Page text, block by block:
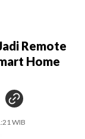
Remote
Home
WIB